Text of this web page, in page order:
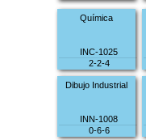
Química
INC-1025
2-2-4
Dibujo Industrial
INN-1008
0-6-6